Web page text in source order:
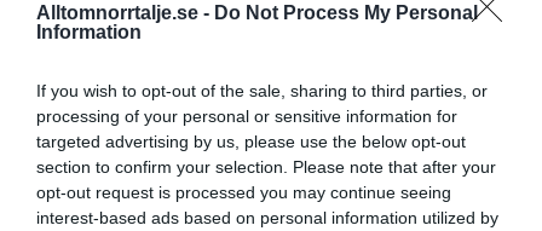
Alltomnorrtalje.se - Do Not Process My Personal
Information
If you wish to opt-out of the sale, sharing to third parties, or
processing of your personal or sensitive information for
targeted advertising by us, please use the below opt-out
section to confirm your selection. Please note that after your
opt-out request is processed you may continue seeing
interest-based ads based on personal information utilized by